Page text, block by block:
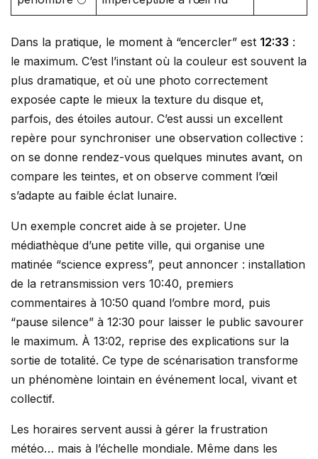
Dans la pratique, le moment à “encercler” est 12:33 :
le maximum. C’est l’instant où la couleur est souvent la
plus dramatique, et où une photo correctement
exposée capte le mieux la texture du disque et,
parfois, des étoiles autour. C’est aussi un excellent
repère pour synchroniser une observation collective :
on se donne rendez-vous quelques minutes avant, on
compare les teintes, et on observe comment l’œil
s’adapte au faible éclat lunaire.
Un exemple concret aide à se projeter. Une
médiathèque d’une petite ville, qui organise une
matinée “science express”, peut annoncer : installation
de la retransmission vers 10:40, premiers
commentaires à 10:50 quand l’ombre mord, puis
“pause silence” à 12:30 pour laisser le public savourer
le maximum. À 13:02, reprise des explications sur la
sortie de totalité. Ce type de scénarisation transforme
un phénomène lointain en événement local, vivant et
collectif.
Les horaires servent aussi à gérer la frustration
météo… mais à l’échelle mondiale. Même dans les